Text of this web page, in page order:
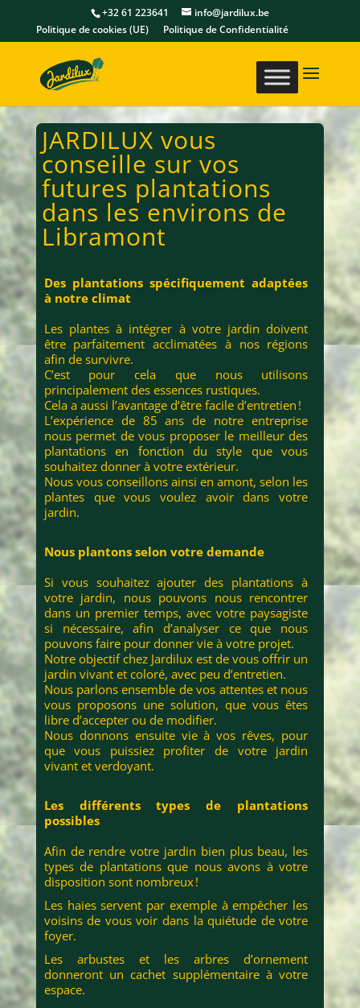
+32 61 223641
info@jardilux.be
Politique de cookies (UE)
Politique de Confidentialité
JARDILUX vous
conseille sur vos
futures plantations
dans les environs de
Libramont
Des plantations spécifiquement adaptées
à notre climat
Les plantes à intégrer à votre jardin doivent
être parfaitement acclimatées à nos régions
afin de survivre.
C’est pour cela que nous utilisons
principalement des essences rustiques.
Cela a aussi l’avantage d’être facile d’entretien !
L’expérience de 85 ans de notre entreprise
nous permet de vous proposer le meilleur des
plantations en fonction du style que vous
souhaitez donner à votre extérieur.
Nous vous conseillons ainsi en amont, selon les
plantes que vous voulez avoir dans votre
jardin.
Nous plantons selon votre demande
Si vous souhaitez ajouter des plantations à
votre jardin, nous pouvons nous rencontrer
dans un premier temps, avec votre paysagiste
si nécessaire, afin d’analyser ce que nous
pouvons faire pour donner vie à votre projet.
Notre objectif chez Jardilux est de vous offrir un
jardin vivant et coloré, avec peu d’entretien.
Nous parlons ensemble de vos attentes et nous
vous proposons une solution, que vous êtes
libre d’accepter ou de modifier.
Nous donnons ensuite vie à vos rêves, pour
que vous puissiez profiter de votre jardin
vivant et verdoyant.
Les différents types de plantations
possibles
Afin de rendre votre jardin bien plus beau, les
types de plantations que nous avons à votre
disposition sont nombreux !
Les haies servent par exemple à empêcher les
voisins de vous voir dans la quiétude de votre
foyer.
Les arbustes et les arbres d’ornement
donneront un cachet supplémentaire à votre
espace.